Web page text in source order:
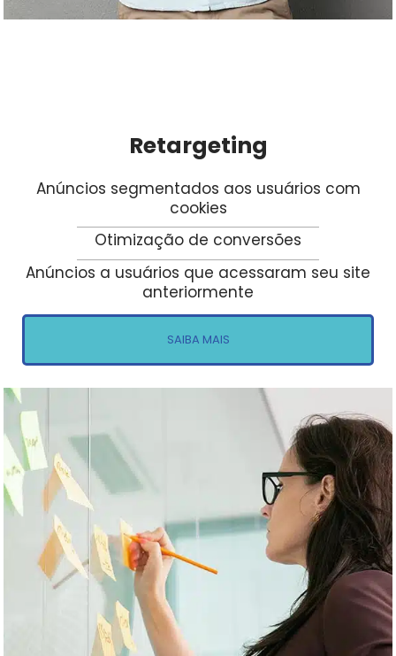
Retargeting
Anúncios segmentados aos usuários com
cookies
Otimização de conversões
Anúncios a usuários que acessaram seu site
anteriormente
SAIBA MAIS